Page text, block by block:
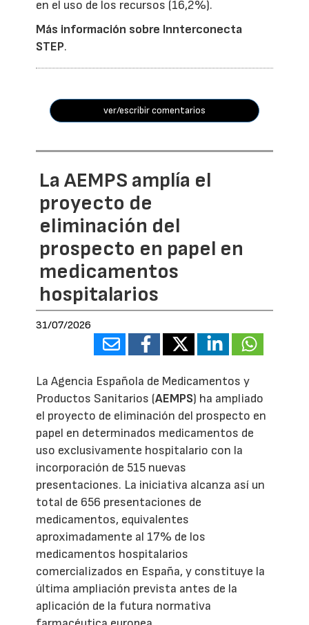
en el uso de los recursos (16,2%).
Más información sobre Innterconecta
STEP.
ver/escribir comentarios
La AEMPS amplía el
proyecto de
eliminación del
prospecto en papel en
medicamentos
hospitalarios
31/07/2026
La Agencia Española de Medicamentos y
Productos Sanitarios (AEMPS) ha ampliado
el proyecto de eliminación del prospecto en
papel en determinados medicamentos de
uso exclusivamente hospitalario con la
incorporación de 515 nuevas
presentaciones. La iniciativa alcanza así un
total de 656 presentaciones de
medicamentos, equivalentes
aproximadamente al 17% de los
medicamentos hospitalarios
comercializados en España, y constituye la
última ampliación prevista antes de la
aplicación de la futura normativa